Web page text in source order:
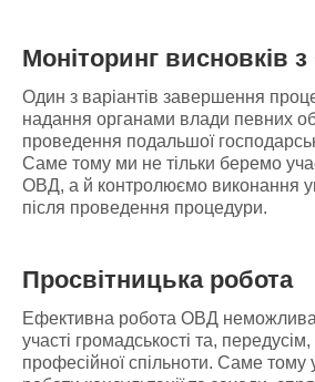
Моніторинг висновків
Один з варіантів завершення
надання органами влади певних
проведення подальшої
Саме тому ми не тільки беремо
ОВД, а й контролюємо виконання
після проведення процедури.
Просвітницька робота
Ефективна робота ОВД неможлива
участі громадськості та,
професійної спільноти. Саме тому